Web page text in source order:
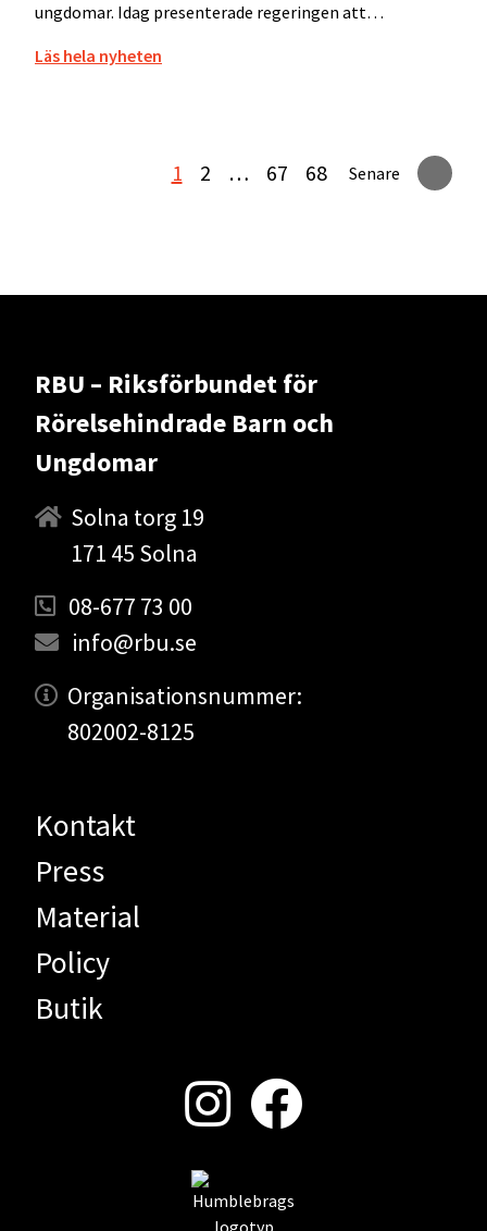
ungdomar. Idag presenterade regeringen att…
Läs hela nyheten
1 2 … 67 68 Senare
RBU – Riksförbundet för
Rörelsehindrade Barn och
Ungdomar
Solna torg 19
171 45 Solna
08-677 73 00
info@rbu.se
Organisationsnummer:
802002-8125
Kontakt
Press
Material
Policy
Butik